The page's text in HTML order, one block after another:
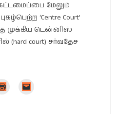
மேலும்
‘Centre Court’
முக்கிய டென்னிஸ்
(hard court) சர்வதேச